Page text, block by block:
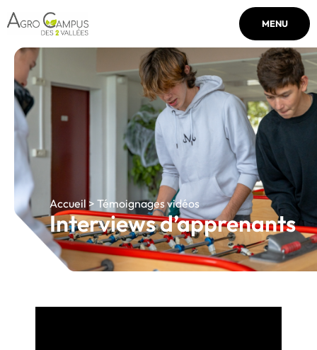
MENU
Accueil > Témoignages vidéos
Interviews d’apprenants